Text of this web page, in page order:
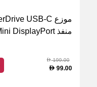
منفذ Mini DisplayPort – فضي
D199.00
D 99.00